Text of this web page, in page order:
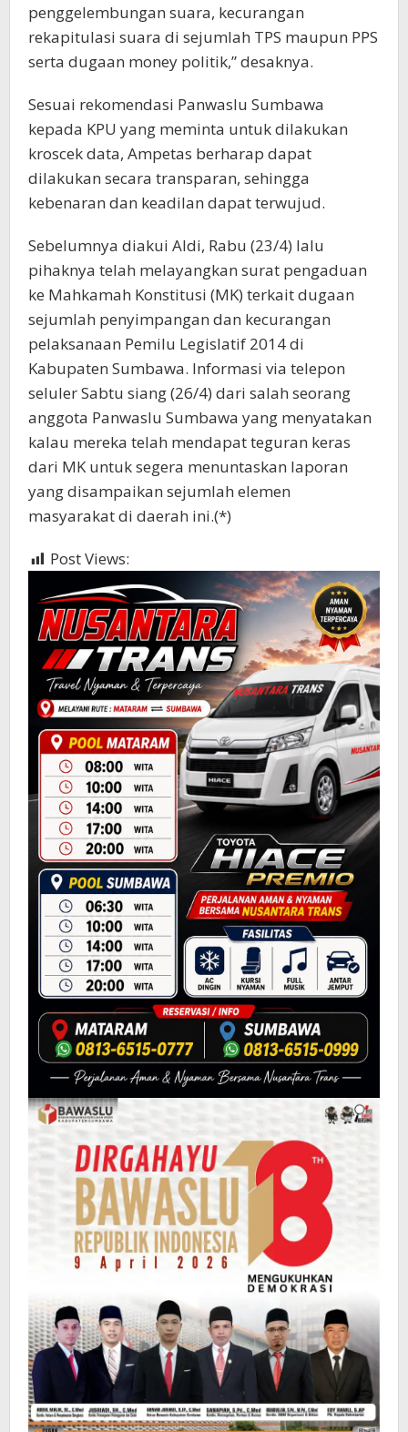
penggelembungan suara, kecurangan
rekapitulasi suara di sejumlah TPS maupun PPS
serta dugaan money politik,” desaknya.
Sesuai rekomendasi Panwaslu Sumbawa
kepada KPU yang meminta untuk dilakukan
kroscek data, Ampetas berharap dapat
dilakukan secara transparan, sehingga
kebenaran dan keadilan dapat terwujud.
Sebelumnya diakui Aldi, Rabu (23/4) lalu
pihaknya telah melayangkan surat pengaduan
ke Mahkamah Konstitusi (MK) terkait dugaan
sejumlah penyimpangan dan kecurangan
pelaksanaan Pemilu Legislatif 2014 di
Kabupaten Sumbawa. Informasi via telepon
seluler Sabtu siang (26/4) dari salah seorang
anggota Panwaslu Sumbawa yang menyatakan
kalau mereka telah mendapat teguran keras
dari MK untuk segera menuntaskan laporan
yang disampaikan sejumlah elemen
masyarakat di daerah ini.(*)
Post Views: